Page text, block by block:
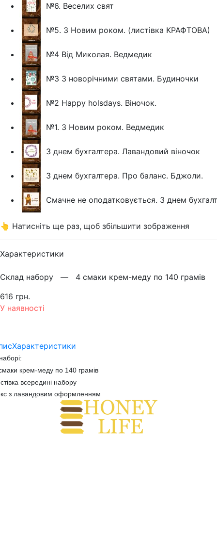
№6. Веселих свят
№5. З Новим роком. (листівка КРАФТОВА)
№4 Від Миколая. Ведмедик
№3 З новорічними святами. Будиночки
№2 Happy holsdays. Віночок.
№1. З Новим роком. Ведмедик
З днем бухгалтера. Лавандовий віночок
З днем бухгалтера. Про баланс. Бджоли.
Смачне не оподатковується. З днем
👆 Натисніть ще раз, щоб збільшити зображення
Характеристики
Склад набору — 4 смаки крем-меду по 140 грамів
616 грн.
У наявності
Характеристики
крем-меду по 140 грамів
всередині набору
з лавандовим оформленням